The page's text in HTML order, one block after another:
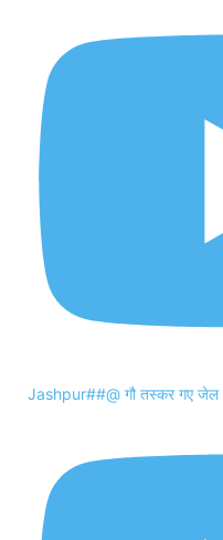
Jashpur##@ गौ तस्कर गए